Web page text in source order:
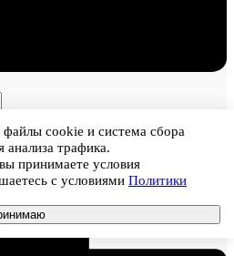
cookie и система сбора
анализа трафика.
принимаете условия
с условиями Политики